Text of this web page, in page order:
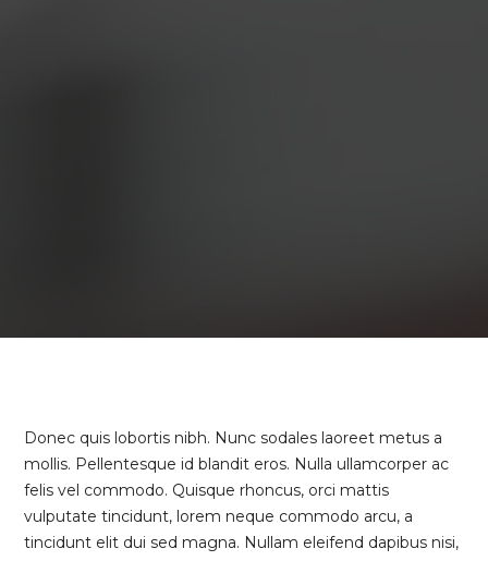
Donec quis lobortis nibh. Nunc sodales laoreet metus a
mollis. Pellentesque id blandit eros. Nulla ullamcorper ac
felis vel commodo. Quisque rhoncus, orci mattis
vulputate tincidunt, lorem neque commodo arcu, a
tincidunt elit dui sed magna. Nullam eleifend dapibus nisi,